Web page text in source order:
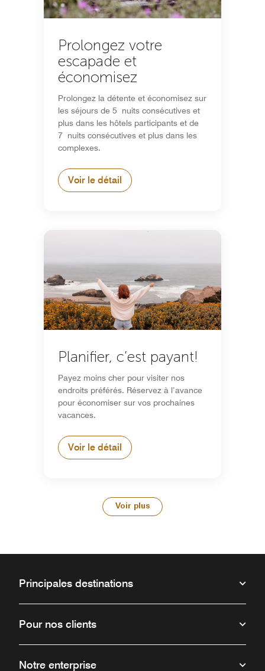
Prolongez votre
escapade et
économisez
Prolongez la détente et économisez sur
les séjours de 5 nuits consécutives et
plus dans les hôtels participants et de
7 nuits consécutives et plus dans les
complexes.
Voir le détail
Planifier, c’est payant!
Payez moins cher pour visiter nos
endroits préférés. Réservez à l’avance
pour économiser sur vos prochaines
vacances.
Voir le détail
Voir plus
Principales destinations
Pour nos clients
Notre enterprise